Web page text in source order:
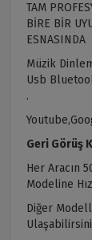
TAM
BİRE BİR
ESNASINDA
Müzik
Usb
.
Geri Görüş
Her Aracın
Modeline
Diğer